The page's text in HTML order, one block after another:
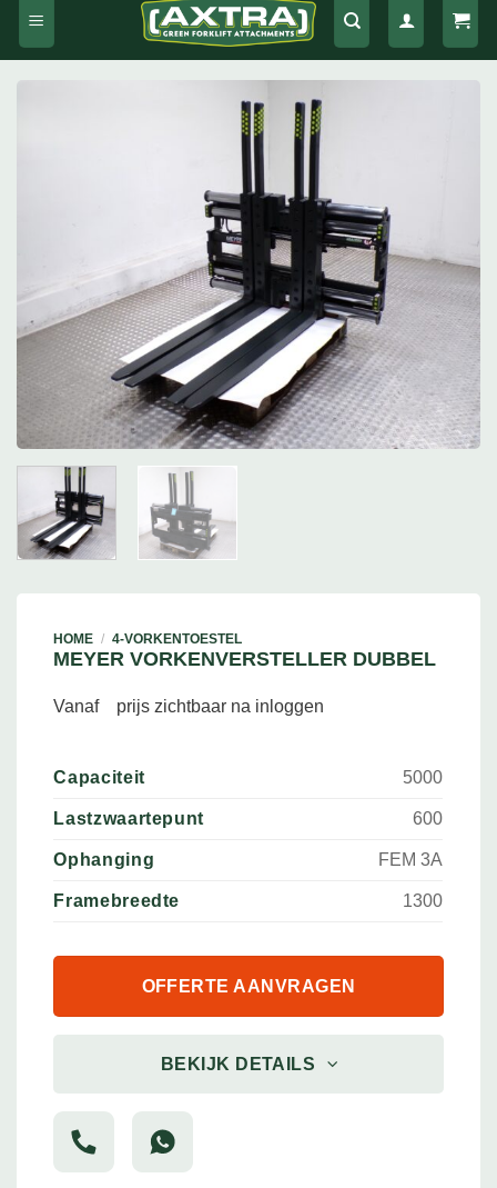
HOME / 4-VORKENTOESTEL
MEYER VORKENVERSTELLER DUBBEL
Vanaf prijs zichtbaar na inloggen
Capaciteit 5000
Lastzwaartepunt 600
Ophanging FEM 3A
Framebreedte 1300
OFFERTE AANVRAGEN
BEKIJK DETAILS